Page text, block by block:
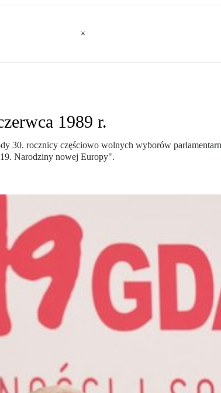
1989 r.
30. rocznicy częściowo wolnych wyborów
Narodziny nowej Europy".